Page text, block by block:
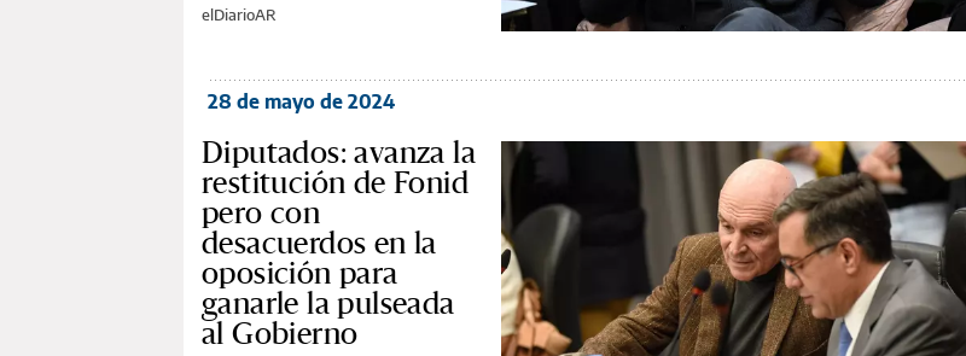
elDiarioAR
28 de mayo de 2024
Diputados: avanza la
restitución de Fonid
pero con
desacuerdos en la
oposición para
ganarle la pulseada
al Gobierno